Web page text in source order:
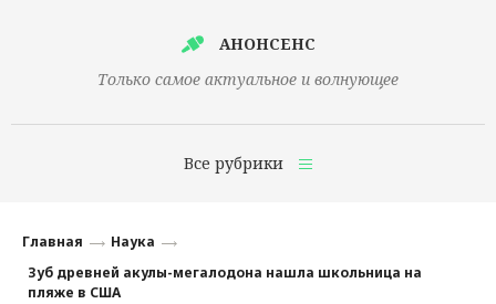
АНОНСЕНС
Только самое актуальное и волнующее
Все рубрики
Финансы
Главная
Наука
Зуб древней акулы-мегалодона нашла школьница на
пляже в США